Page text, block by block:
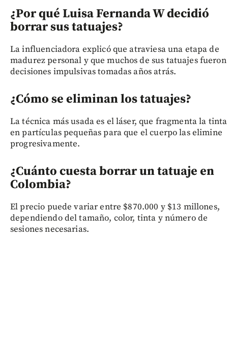
¿Por qué Luisa Fernanda W decidió
borrar sus tatuajes?
La influenciadora explicó que atraviesa una etapa de
madurez personal y que muchos de sus tatuajes fueron
decisiones impulsivas tomadas años atrás.
¿Cómo se eliminan los tatuajes?
La técnica más usada es el láser, que fragmenta la tinta
en partículas pequeñas para que el cuerpo las elimine
progresivamente.
¿Cuánto cuesta borrar un tatuaje en
Colombia?
El precio puede variar entre $870.000 y $13 millones,
dependiendo del tamaño, color, tinta y número de
sesiones necesarias.